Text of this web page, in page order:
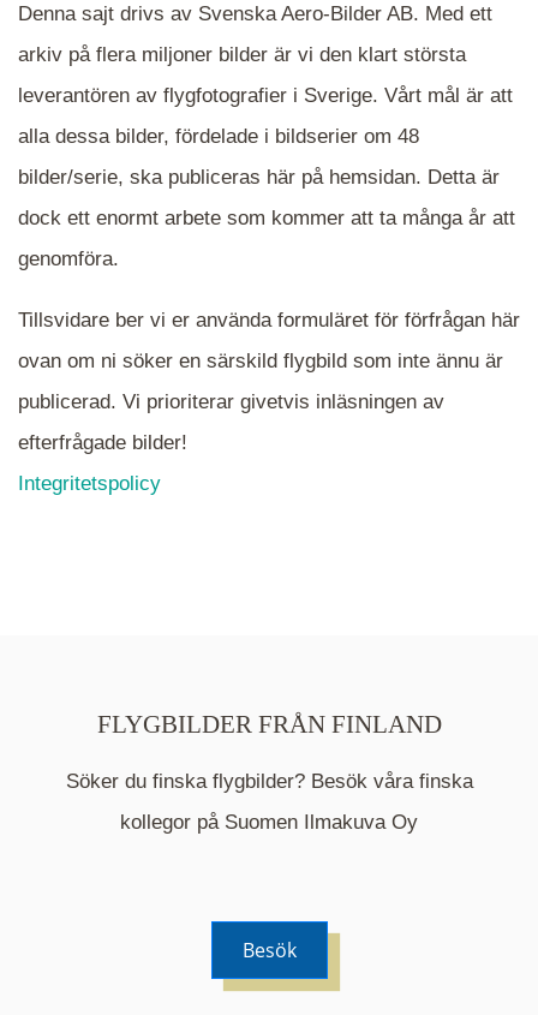
När du ser blåa, röda eller gröna mappar är det
närmare det område Du söker och klicka på
mappen.
Mappen är en medelpunkt över fotat område och
kommer nu visa de fastigheter som finns just här.
Denna sajt drivs av Svenska Aero-Bilder AB. Med ett
arkiv på flera miljoner bilder är vi den klart största
leverantören av flygfotografier i Sverige. Vårt mål är att
alla dessa bilder, fördelade i bildserier om 48
bilder/serie, ska publiceras här på hemsidan. Detta är
dock ett enormt arbete som kommer att ta många år att
genomföra.
Tillsvidare ber vi er använda formuläret för förfrågan här
ovan om ni söker en särskild flygbild som inte ännu är
publicerad. Vi prioriterar givetvis inläsningen av
efterfrågade bilder!
Integritetspolicy
FLYGBILDER FRÅN FINLAND
Söker du finska flygbilder? Besök våra finska
kollegor på Suomen Ilmakuva Oy
Besök